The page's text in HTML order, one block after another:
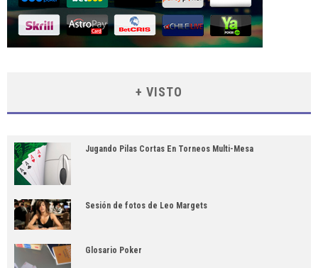
+ VISTO
Jugando Pilas Cortas En Torneos Multi-Mesa
Sesión de fotos de Leo Margets
Glosario Poker